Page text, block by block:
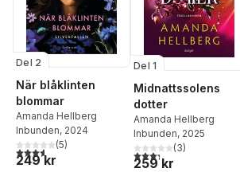
Del 2
När blåklinten
blommar
Amanda Hellberg
Inbunden, 2024
3,6utav 5 stjärnor. Totalt antal röster:
(5)
249 kr
Del 1
Midnattssolens
dotter
Amanda Hellberg
Inbunden, 2025
3,3utav 5 stjärnor.
(3)
259 kr